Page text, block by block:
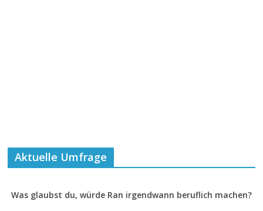
Aktuelle Umfrage
Was glaubst du, würde Ran irgendwann beruflich machen?